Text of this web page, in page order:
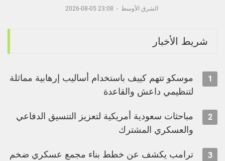
الشرق الأوسط -
23:08 05-08-2026
شريط الأخبار
1
موسكو تتهم كييف باستخدام أساليب إرهابية مماثلة
لتنظيمي داعش والقاعدة
2
مباحثات سعودية أمريكية لتعزيز التنسيق الدفاعي
والعسكري المشترك
3
ترامب يكشف عن خطط بناء مجمع عسكري ضخم